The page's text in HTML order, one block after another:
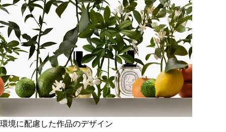
環境に配慮した作品のデザイン